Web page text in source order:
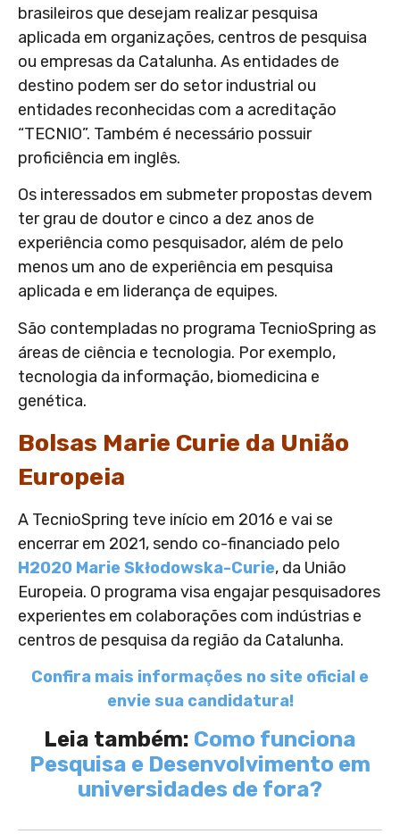
brasileiros que desejam realizar pesquisa
aplicada em organizações, centros de pesquisa
ou empresas da Catalunha. As entidades de
destino podem ser do setor industrial ou
entidades reconhecidas com a acreditação
“TECNIO”. Também é necessário possuir
proficiência em inglês.
Os interessados em submeter propostas devem
ter grau de doutor e cinco a dez anos de
experiência como pesquisador, além de pelo
menos um ano de experiência em pesquisa
aplicada e em liderança de equipes.
São contempladas no programa TecnioSpring as
áreas de ciência e tecnologia. Por exemplo,
tecnologia da informação, biomedicina e
genética.
Bolsas Marie Curie da União
Europeia
A TecnioSpring teve início em 2016 e vai se
encerrar em 2021, sendo co-financiado pelo
H2020 Marie Skłodowska-Curie, da União
Europeia. O programa visa engajar pesquisadores
experientes em colaborações com indústrias e
centros de pesquisa da região da Catalunha.
Confira mais informações no site oficial e
envie sua candidatura!
Leia também: Como funciona
Pesquisa e Desenvolvimento em
universidades de fora?